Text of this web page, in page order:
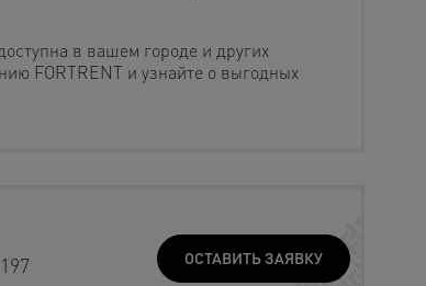
в вашем городе и других
FORTRENT и узнайте о выгодных
ОСТАВИТЬ ЗАЯВКУ